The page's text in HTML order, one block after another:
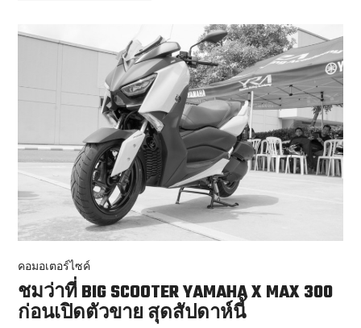
คอมอเตอร์ไซค์
ชมว่าที่ BIG SCOOTER YAMAHA X MAX 300
ก่อนเปิดตัวขาย สุดสัปดาห์นี้